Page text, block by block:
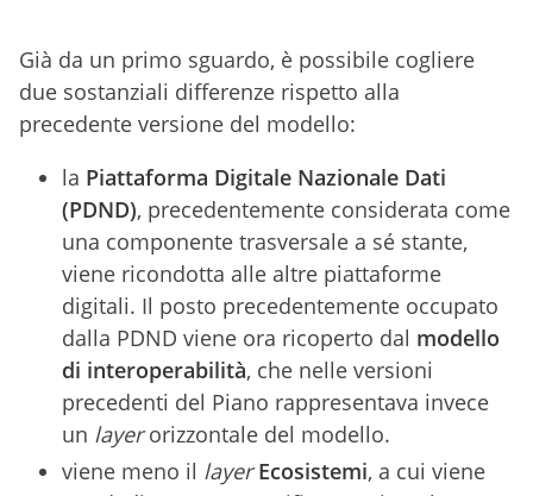
Già da un primo sguardo, è possibile cogliere
due sostanziali differenze rispetto alla
precedente versione del modello:
la Piattaforma Digitale Nazionale Dati
(PDND), precedentemente considerata come
una componente trasversale a sé stante,
viene ricondotta alle altre piattaforme
digitali. Il posto precedentemente occupato
dalla PDND viene ora ricoperto dal modello
di interoperabilità, che nelle versioni
precedenti del Piano rappresentava invece
un layerorizzontale del modello.
viene meno il layer Ecosistemi, a cui viene